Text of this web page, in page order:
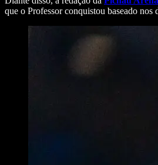
que o Professor conquistou baseado nos